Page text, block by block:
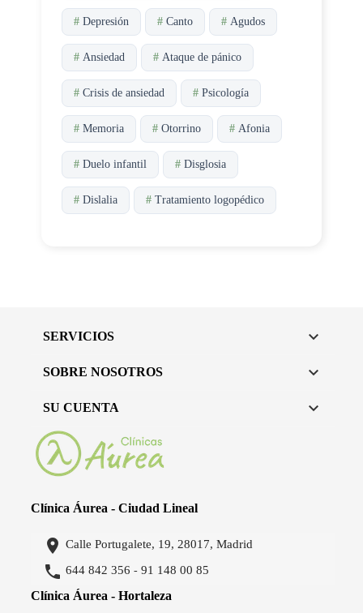
# Depresión # Canto # Agudos
# Ansiedad # Ataque de pánico
# Crisis de ansiedad # Psicología
# Memoria # Otorrino # Afonia
# Duelo infantil # Disglosia
# Dislalia # Tratamiento logopédico
SERVICIOS 
SOBRE NOSOTROS 
SU CUENTA 
Clínica Áurea - Ciudad Lineal
 Calle Portugalete, 19, 28017, Madrid
 644 842 356 -91 148 00 85
Clínica Áurea - Hortaleza